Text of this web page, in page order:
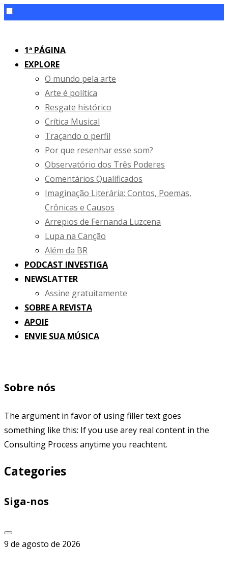
content1ª PÁGINA
EXPLORE
O mundo pela arte
Arte é política
Resgate histórico
Crítica Musical
Traçando o perfil
Por que resenhar esse som?
Observatório dos Três Poderes
Comentários Qualificados
Imaginação Literária: Contos, Poemas,
Crônicas e Causos
Arrepios de Fernanda Luzcena
Lupa na Canção
Além da BR
PODCAST INVESTIGA
NEWSLATTER
Assine gratuitamente
SOBRE A REVISTA
APOIE
ENVIE SUA MÚSICA
Sobre nós
The argument in favor of using filler text goes
something like this: If you use arey real content in the
Consulting Process anytime you reachtent.
Categories
Siga-nos
9 de agosto de 2026